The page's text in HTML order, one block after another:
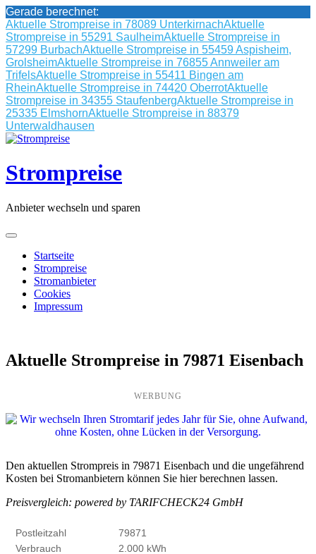
Gerade berechnet:
Aktuelle Strompreise in 78089 UnterkirnachAktuelle
Strompreise in 55291 SaulheimAktuelle Strompreise in
57299 BurbachAktuelle Strompreise in 55459 Aspisheim,
GrolsheimAktuelle Strompreise in 76855 Annweiler am
TrifelsAktuelle Strompreise in 55411 Bingen am
RheinAktuelle Strompreise in 74420 OberrotAktuelle
Strompreise in 34355 StaufenbergAktuelle Strompreise in
25335 ElmshornAktuelle Strompreise in 88379
Unterwaldhausen
Skip
content
Strompreise
Anbieter wechseln und sparen
Startseite
Strompreise
Stromanbieter
Cookies
Impressum
Aktuelle Strompreise in 79871 Eisenbach
WERBUNG
Den aktuellen Strompreis in 79871 Eisenbach und die ungefährend
Kosten bei Stromanbietern können Sie hier berechnen lassen.
Preisvergleich: powered by TARIFCHECK24 GmbH